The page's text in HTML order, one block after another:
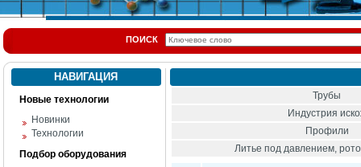
ПОИСК
НАВИГАЦИЯ
Новые технологии
Новинки
Технологии
Подбор оборудования
Трубы
Индустрия
Профили
Литье под давлением,